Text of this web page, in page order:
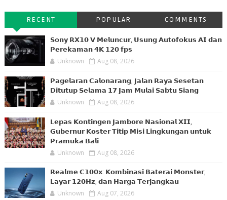
RECENT POPULAR COMMENTS
𝗦𝗼𝗻𝘆 𝗥𝗫𝟭𝟬 𝗩 𝗠𝗲𝗹𝘂𝗻𝗰𝘂𝗿, 𝗨𝘀𝘂𝗻𝗴 𝗔𝘂𝘁𝗼𝗳𝗼𝗸𝘂𝘀 𝗔𝗜 𝗱𝗮𝗻
𝗣𝗲𝗿𝗲𝗸𝗮𝗺𝗮𝗻 𝟰𝗞 𝟭𝟮𝟬 𝗳𝗽𝘀
Unknown Aug 08, 2026
𝗣𝗮𝗴𝗲𝗹𝗮𝗿𝗮𝗻 𝗖𝗮𝗹𝗼𝗻𝗮𝗿𝗮𝗻𝗴, 𝗝𝗮𝗹𝗮𝗻 𝗥𝗮𝘆𝗮 𝗦𝗲𝘀𝗲𝘁𝗮𝗻
𝗗𝗶𝘁𝘂𝘁𝘂𝗽 𝗦𝗲𝗹𝗮𝗺𝗮 𝟭𝟳 𝗝𝗮𝗺 𝗠𝘂𝗹𝗮𝗶 𝗦𝗮𝗯𝘁𝘂 𝗦𝗶𝗮𝗻𝗴
Unknown Aug 08, 2026
𝗟𝗲𝗽𝗮𝘀 𝗞𝗼𝗻𝘁𝗶𝗻𝗴𝗲𝗻 𝗝𝗮𝗺𝗯𝗼𝗿𝗲 𝗡𝗮𝘀𝗶𝗼𝗻𝗮𝗹 𝗫𝗜𝗜,
𝗚𝘂𝗯𝗲𝗿𝗻𝘂𝗿 𝗞𝗼𝘀𝘁𝗲𝗿 𝗧𝗶𝘁𝗶𝗽 𝗠𝗶𝘀𝗶 𝗟𝗶𝗻𝗴𝗸𝘂𝗻𝗴𝗮𝗻 𝘂𝗻𝘁𝘂𝗸
𝗣𝗿𝗮𝗺𝘂𝗸𝗮 𝗕𝗮𝗹𝗶
Unknown Aug 08, 2026
𝗥𝗲𝗮𝗹𝗺𝗲 𝗖𝟭𝟬𝟬𝘅: 𝗞𝗼𝗺𝗯𝗶𝗻𝗮𝘀𝗶 𝗕𝗮𝘁𝗲𝗿𝗮𝗶 𝗠𝗼𝗻𝘀𝘁𝗲𝗿,
𝗟𝗮𝘆𝗮𝗿 𝟭𝟮𝟬𝗛𝘇, 𝗱𝗮𝗻 𝗛𝗮𝗿𝗴𝗮 𝗧𝗲𝗿𝗷𝗮𝗻𝗴𝗸𝗮𝘂
Unknown Aug 07, 2026